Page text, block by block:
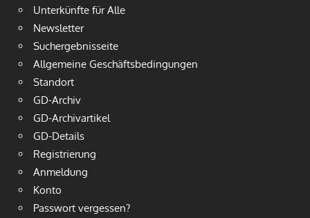
Unterkünfte für Alle
Newsletter
Suchergebnisseite
Allgemeine Geschäftsbedingungen
Standort
GD-Archiv
GD-Archivartikel
GD-Details
Registrierung
Anmeldung
Konto
Passwort vergessen?